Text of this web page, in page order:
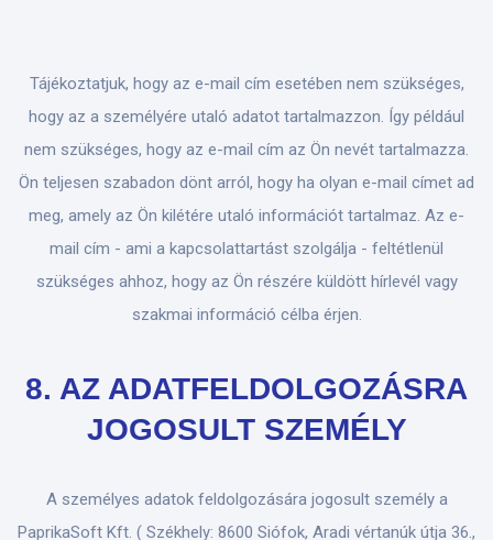
Tájékoztatjuk, hogy az e-mail cím esetében nem szükséges,
hogy az a személyére utaló adatot tartalmazzon. Így például
nem szükséges, hogy az e-mail cím az Ön nevét tartalmazza.
Ön teljesen szabadon dönt arról, hogy ha olyan e-mail címet ad
meg, amely az Ön kilétére utaló információt tartalmaz. Az e-
mail cím - ami a kapcsolattartást szolgálja - feltétlenül
szükséges ahhoz, hogy az Ön részére küldött hírlevél vagy
szakmai információ célba érjen.
8. AZ ADATFELDOLGOZÁSRA
JOGOSULT SZEMÉLY
A személyes adatok feldolgozására jogosult személy a
PaprikaSoft Kft. ( Székhely: 8600 Siófok, Aradi vértanúk útja 36.,